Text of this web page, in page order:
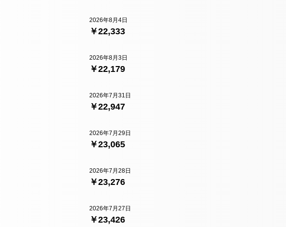
￥22,333
2026年8月4日
￥22,179
2026年8月3日
￥22,947
2026年7月31日
￥23,065
2026年7月29日
￥23,276
2026年7月28日
￥23,426
2026年7月27日